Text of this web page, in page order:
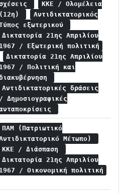
ΚΚΕ / Ολομέλεια
(12η)
Αντιδικτατορικός
εξωτερικού
Δικτατορία 21ης Απριλίου
1967 / Εξωτερική πολιτική
Δικτατορία 21ης Απριλίου
1967 / Πολιτική και
Αντιδικτατορικές δράσεις
/ Δημοσιογραφικές
ΠΑΜ (Πατριωτικό
Μέτωπο)
ΚΚΕ / Διάσπαση
Δικτατορία 21ης Απριλίου
1967 / Οικονομική πολιτική